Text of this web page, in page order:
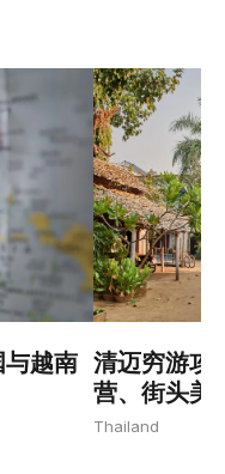
越南 清迈穷游攻
营、街头美
Thailand